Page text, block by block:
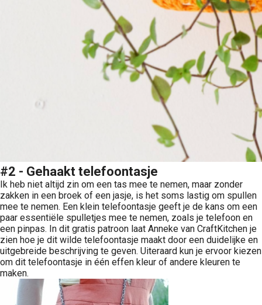
#2 - Gehaakt telefoontasje
Ik heb niet altijd zin om een tas mee te nemen, maar zonder
zakken in een broek of een jasje, is het soms lastig om spullen
mee te nemen. Een klein telefoontasje geeft je de kans om een
paar essentiële spulletjes mee te nemen, zoals je telefoon en
een pinpas. In dit gratis patroon laat Anneke van CraftKitchen je
zien hoe je dit wilde telefoontasje maakt door een duidelijke en
uitgebreide beschrijving te geven. Uiteraard kun je ervoor kiezen
om dit telefoontasje in één effen kleur of andere kleuren te
maken.